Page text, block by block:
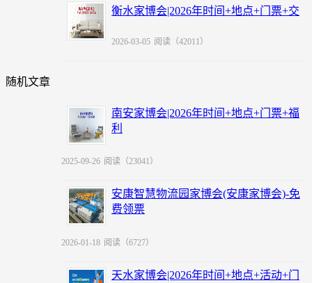
衡水家博会|2026年时间+地点+门票+交
2026-03-05 阅读（42011）
随机文章
南安家博会|2026年时间+地点+门票+福
利
2025-09-26 阅读（23041）
安康智慧物流园家博会(安康家博会)-免
费领票
2026-01-18 阅读（6727）
天水家博会|2026年时间+地点+活动+门